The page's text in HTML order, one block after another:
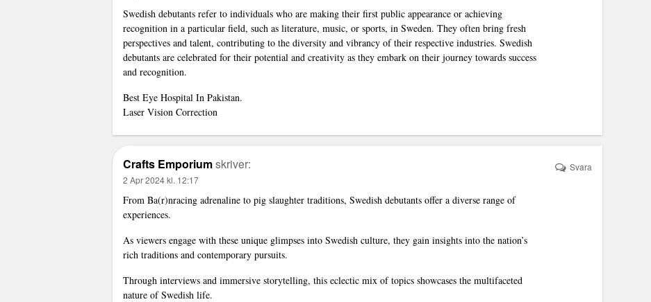
Swedish debutants refer to individuals who are making their first public appearance or achieving
recognition in a particular field, such as literature, music, or sports, in Sweden. They often bring fresh
perspectives and talent, contributing to the diversity and vibrancy of their respective industries. Swedish
debutants are celebrated for their potential and creativity as they embark on their journey towards success
and recognition.
Best Eye Hospital In Pakistan.
Laser Vision Correction
Crafts Emporiumskriver:
2 Apr 2024 kl. 12:17
From Ba(r)nracing adrenaline to pig slaughter traditions, Swedish debutants offer a diverse range of
experiences.
As viewers engage with these unique glimpses into Swedish culture, they gain insights into the nation’s
rich traditions and contemporary pursuits.
Through interviews and immersive storytelling, this eclectic mix of topics showcases the multifaceted
nature of Swedish life.
Svara